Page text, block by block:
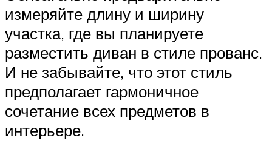
измеряйте длину и ширину
участка, где вы планируете
разместить диван в стиле прованс.
И не забывайте, что этот стиль
предполагает гармоничное
сочетание всех предметов в
интерьере.